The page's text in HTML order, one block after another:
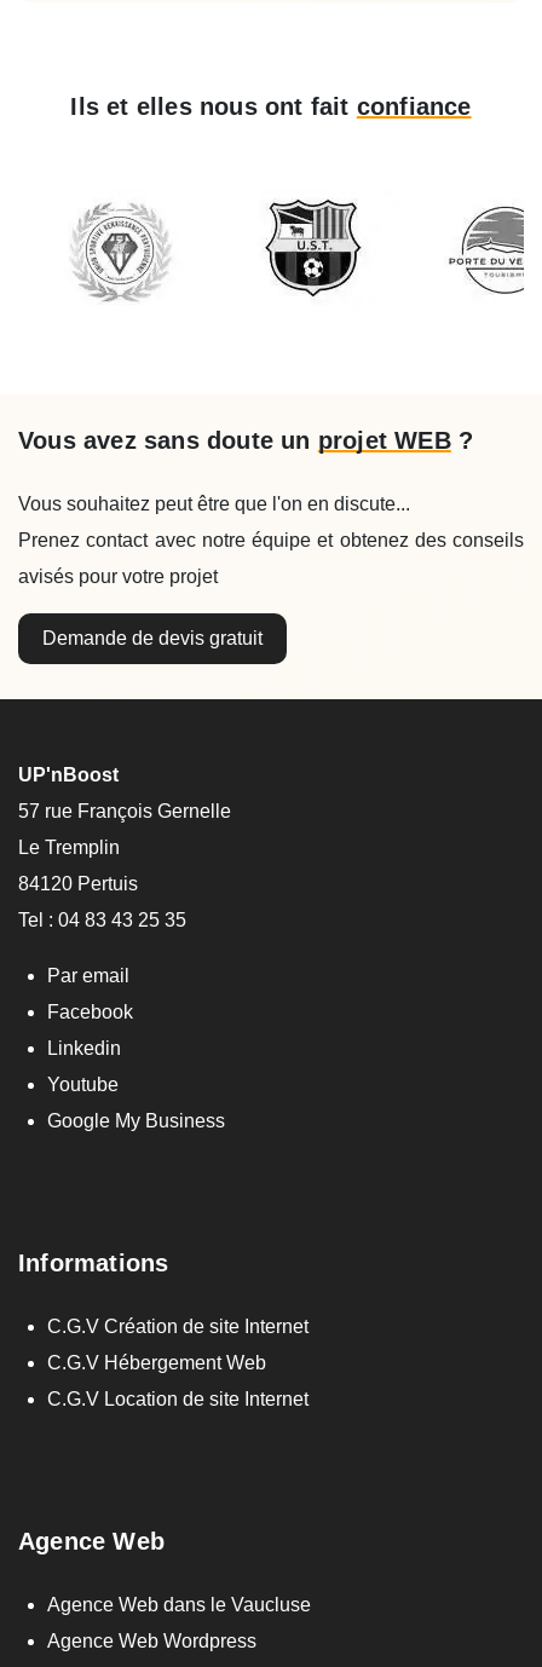
Ils et elles nous ont fait confiance
Vous avez sans doute un projet WEB?
Vous souhaitez peut être que l'on en discute...
Prenez contact avec notre équipe et obtenez des conseils
avisés pour votre projet
Demande de devis gratuit
UP'nBoost
57 rue François Gernelle
Le Tremplin
84120 Pertuis
Tel : 04 83 43 25 35
Par email
Facebook
Linkedin
Youtube
Google My Business
Informations
C.G.V Création de site Internet
C.G.V Hébergement Web
C.G.V Location de site Internet
Agence Web
Agence Web dans le Vaucluse
Agence Web Wordpress